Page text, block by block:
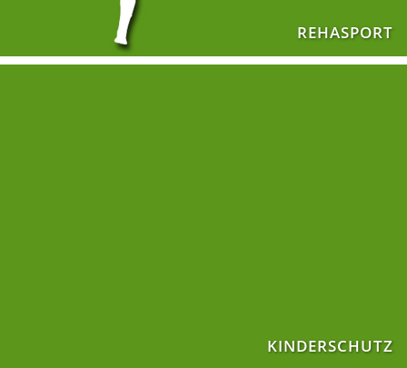
REHASPORT
KINDERSCHUTZ